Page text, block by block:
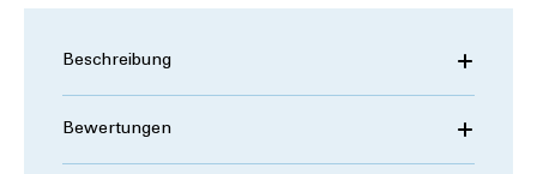
Beschreibung
Bewertungen